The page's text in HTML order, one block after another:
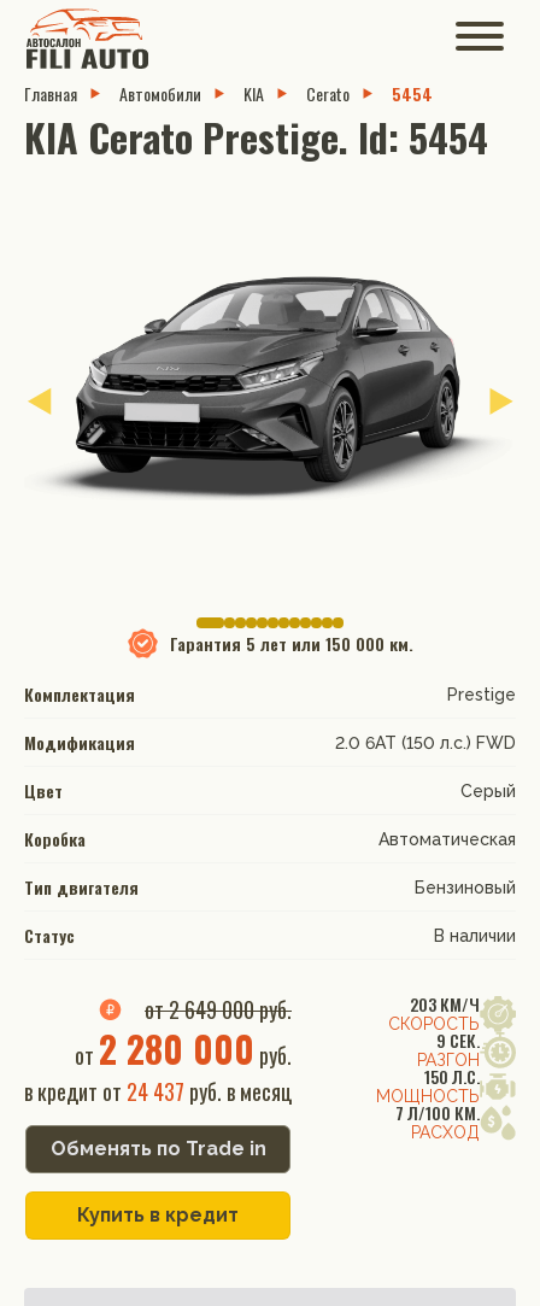
Главная Автомобили KIA Cerato 5454
KIA Cerato Prestige. Id: 5454
Гарантия 5 лет или 150 000 км.
Комплектация
Prestige
Модификация 2.0 6AT (150 л.с.) FWD
Цвет Серый
Коробка Автоматическая
Тип двигателя Бензиновый
Статус В наличии
203 КМ/Ч
СКОРОСТЬ
9 СЕК.
РАЗГОН
150 Л.С.
МОЩНОСТЬ
7 Л/100 КМ.
РАСХОД
от 2 649 000 руб.
от 2 280 000 руб.
в кредит от 24 437 руб. в месяц
Обменять по Trade in
Купить в кредит